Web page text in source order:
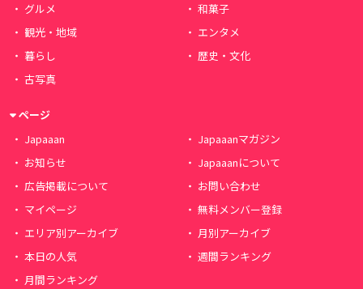
グルメ
和菓子
観光・地域
エンタメ
暮らし
歴史・文化
古写真
ページ
Japaaan
Japaaanマガジン
お知らせ
Japaaanについて
広告掲載について
お問い合わせ
マイページ
無料メンバー登録
エリア別アーカイブ
月別アーカイブ
本日の人気
週間ランキング
月間ランキング